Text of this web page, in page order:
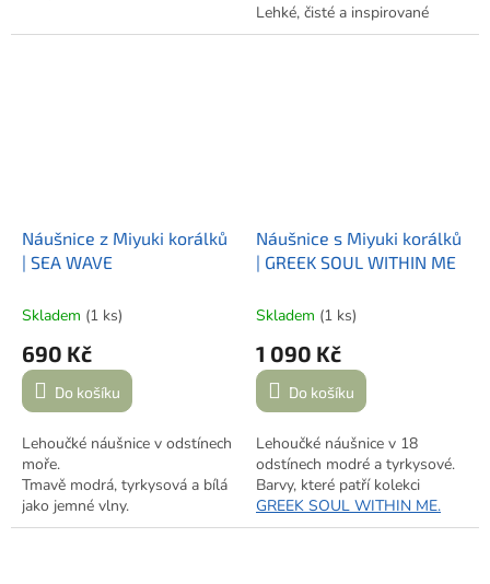
Lehké, čisté a inspirované
Řeckem.
Náušnice z Miyuki korálků
| SEA WAVE
Skladem (1 ks)
690 Kč
Do košíku
Lehoučké náušnice v odstínech
moře.
Tmavě modrá, tyrkysová a bílá
jako jemné vlny.
Náušnice s Miyuki korálků
| GREEK SOUL WITHIN ME
Skladem (1 ks)
1 090 Kč
Do košíku
Lehoučké náušnice v 18
odstínech modré a tyrkysové.
Barvy, které patří kolekci
GREEK SOUL WITHIN ME.
Barvy moře, které si můžeš vzít